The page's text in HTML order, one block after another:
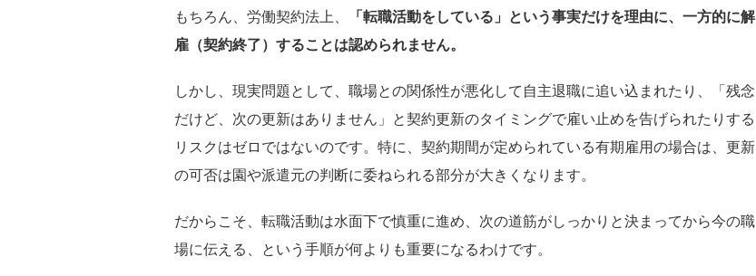
もちろん、労働契約法上、
「転職活動をしている」という事実だけを理由に、一方的に解
雇（契約終了）することは認められません。
しかし、現実問題として、職場との関係性が悪化して自主退職に追い込まれたり、「残念
だけど、次の更新はありません」と契約更新のタイミングで雇い止めを告げられたりする
リスクはゼロではないのです。特に、契約期間が定められている有期雇用の場合は、更新
の可否は園や派遣元の判断に委ねられる部分が大きくなります。
だからこそ、転職活動は水面下で慎重に進め、次の道筋がしっかりと決まってから今の職
場に伝える、という手順が何よりも重要になるわけです。